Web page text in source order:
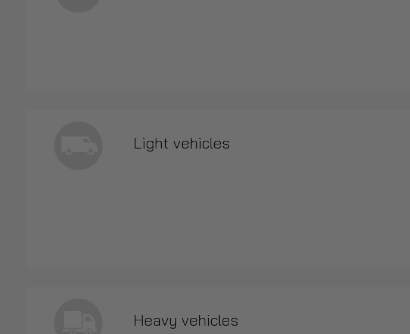
Light vehicles
Heavy vehicles